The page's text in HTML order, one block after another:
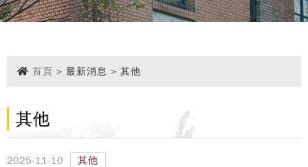
首頁 > 最新消息 > 其他
其他
2025-11-10 其他